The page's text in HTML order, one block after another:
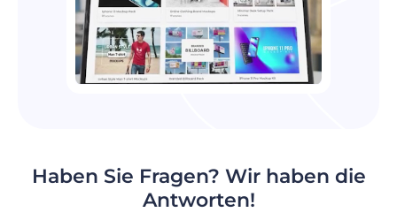
Haben Sie Fragen? Wir haben die
Antworten!